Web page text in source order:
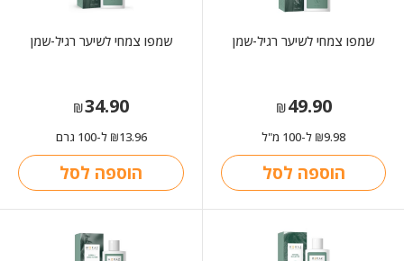
שמפו צמחי לשיער רגיל-שמן
₪49.90
₪9.98 ל-100 מ"ל
הוספה לסל
שמפו צמחי לשיער רגיל-שמן
₪34.90
₪13.96 ל-100 גרם
הוספה לסל